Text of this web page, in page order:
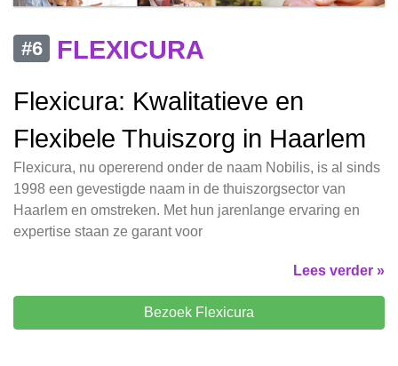
#6
FLEXICURA
Flexicura: Kwalitatieve en
Flexibele Thuiszorg in Haarlem
Flexicura, nu opererend onder de naam Nobilis, is al sinds
1998 een gevestigde naam in de thuiszorgsector van
Haarlem en omstreken. Met hun jarenlange ervaring en
expertise staan ze garant voor
Lees verder »
Bezoek Flexicura